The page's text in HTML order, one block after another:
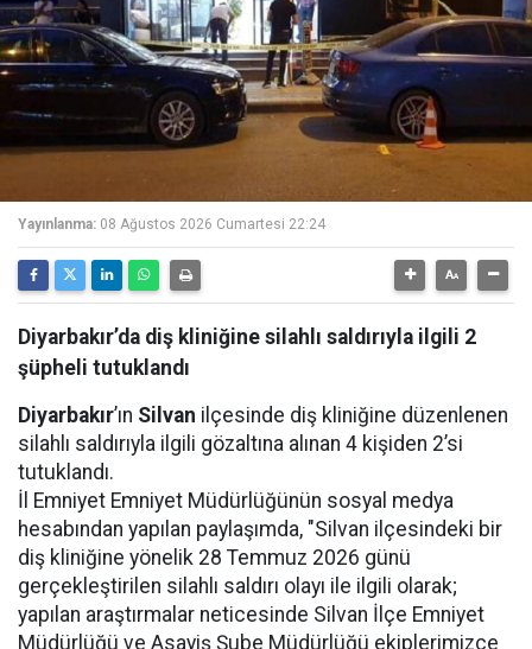
Yayınlanma: 08 Ağustos 2026 Cumartesi 22:24
Diyarbakır’da diş kliniğine silahlı saldırıyla ilgili 2
şüpheli tutuklandı
Diyarbakır’ın Silvan ilçesinde diş kliniğine düzenlenen
silahlı saldırıyla ilgili gözaltına alınan 4 kişiden 2’si
tutuklandı.
İl Emniyet Emniyet Müdürlüğünün sosyal medya
hesabından yapılan paylaşımda, "Silvan ilçesindeki bir
diş kliniğine yönelik 28 Temmuz 2026 günü
gerçekleştirilen silahlı saldırı olayı ile ilgili olarak;
yapılan araştırmalar neticesinde Silvan İlçe Emniyet
Müdürlüğü ve Asayiş Şube Müdürlüğü ekiplerimizce